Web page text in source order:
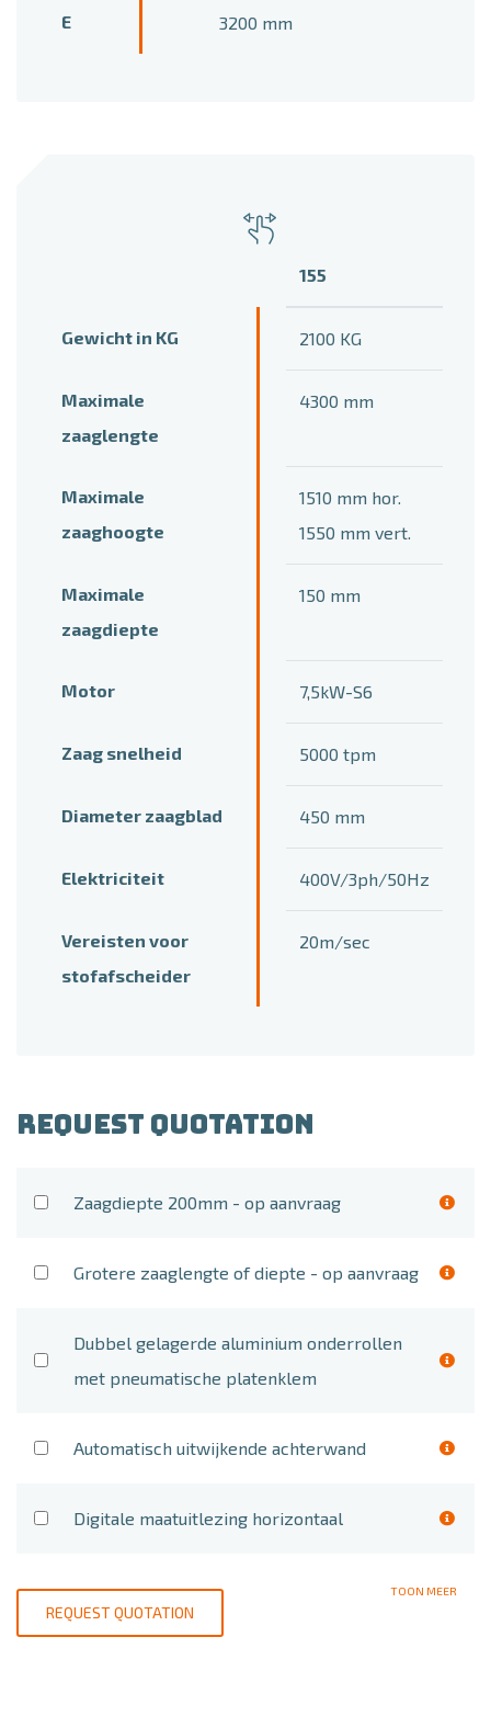
E 3200 mm
155
Gewicht in KG 2100 KG
Maximale
zaaglengte
4300 mm
Maximale
zaaghoogte
1510 mm hor.
1550 mm vert.
Maximale
zaagdiepte
150 mm
Motor 7,5kW-S6
Zaag snelheid 5000 tpm
Diameter zaagblad 450 mm
Elektriciteit 400V/3ph/50Hz
Vereisten voor
stofafscheider
20m/sec
REQUEST QUOTATION
Zaagdiepte 200mm - op aanvraag
Grotere zaaglengte of diepte - op aanvraag
Dubbel gelagerde aluminium onderrollen
met pneumatische platenklem
Automatisch uitwijkende achterwand
Digitale maatuitlezing horizontaal
REQUEST QUOTATION
TOON MEER